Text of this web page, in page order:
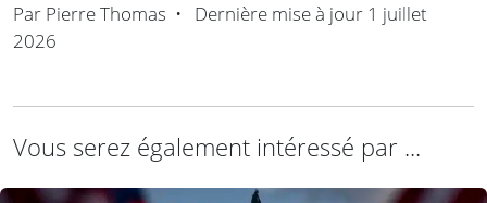
Par Pierre Thomas • Dernière mise à jour 1 juillet
2026
Vous serez également intéressé par ...